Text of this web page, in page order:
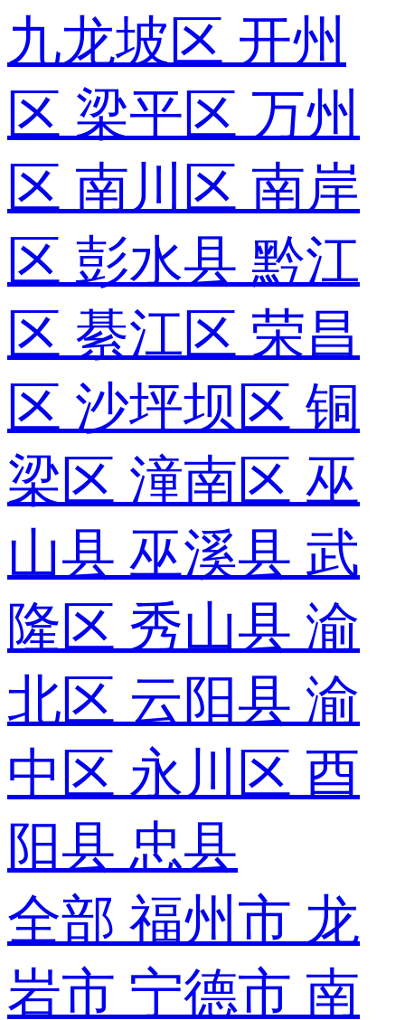
九龙坡区 开州
区 梁平区 万州
区 南川区 南岸
区 彭水县 黔江
区 綦江区 荣昌
区 沙坪坝区 铜
梁区 潼南区 巫
山县 巫溪县 武
隆区 秀山县 渝
北区 云阳县 渝
中区 永川区 酉
阳县 忠县
全部 福州市 龙
岩市 宁德市 南